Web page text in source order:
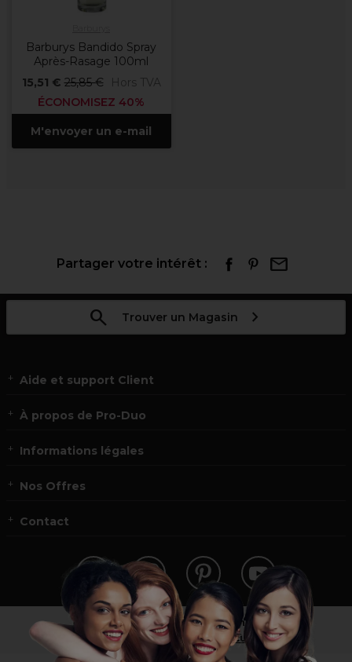
Barburys Bandido Spray
Après-Rasage 100ml
15,51 € 25,85 €
Hors TVA
ÉCONOMISEZ 40%
M'envoyer un e-mail
Partager votre intérêt :
Trouver un Magasin
Aide et support Client
À propos de Pro-Duo
Informations légales
Nos Offres
Contact
Vous n’êtes pas un professionnel ?
Visitez notre site pour les particuliers!